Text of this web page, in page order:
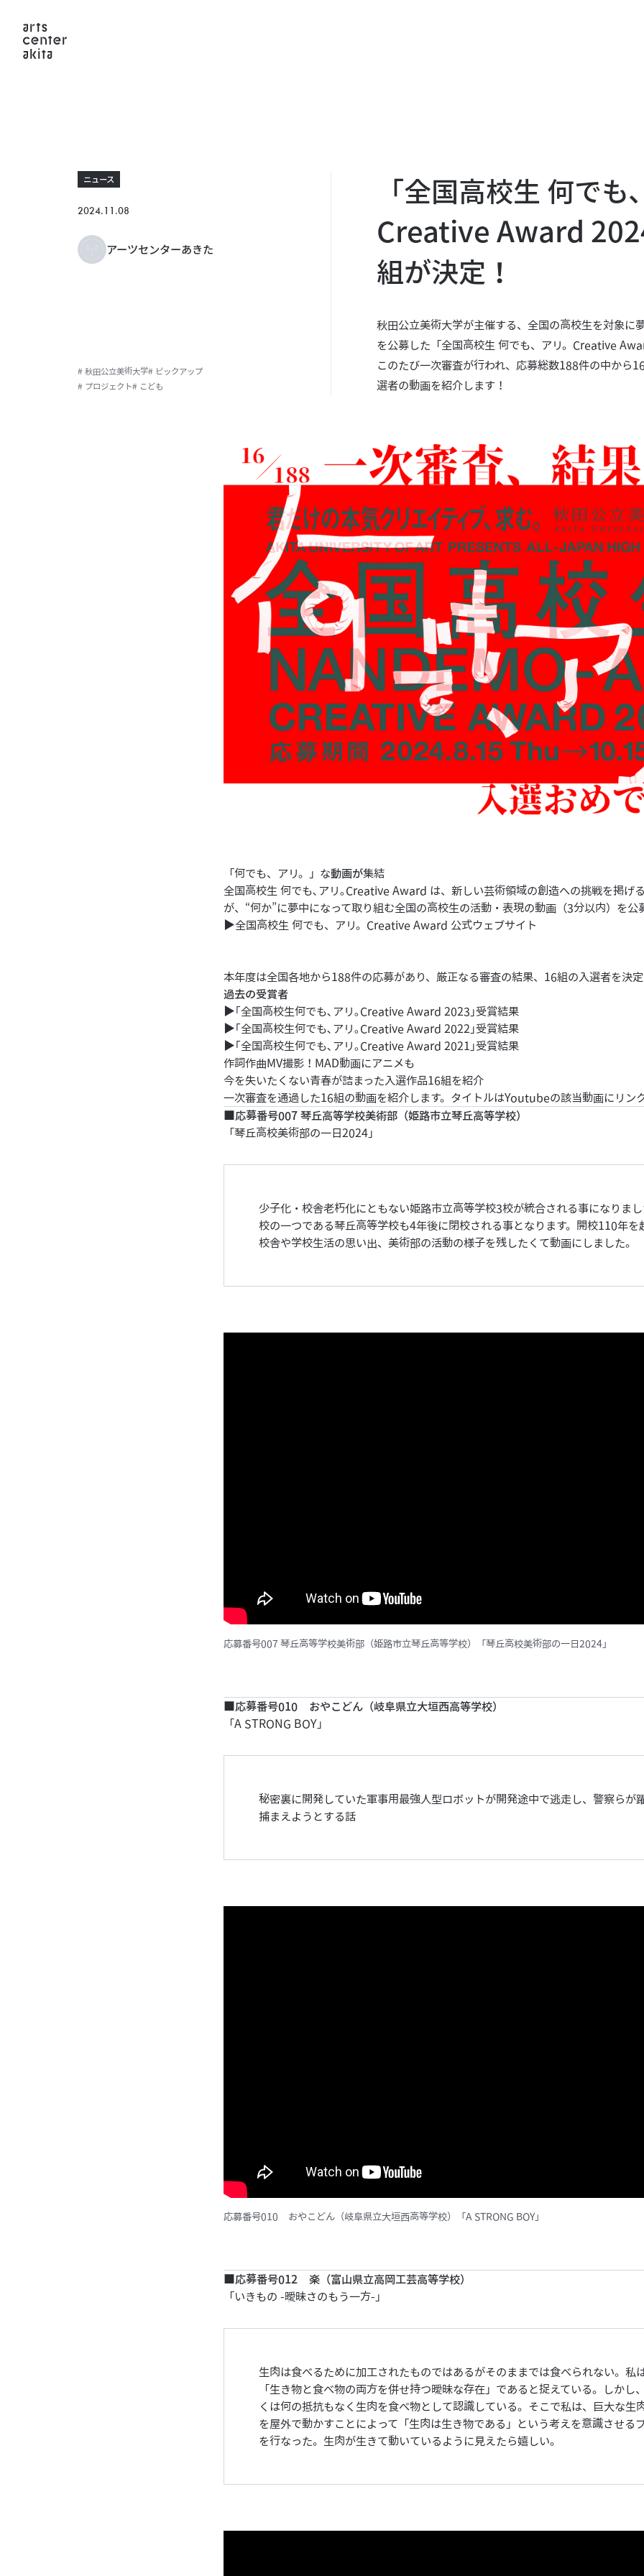
「全国高校生 何でも
Creative Award
組が決定！
秋田公立美術大学が主催する、全国の高校生を対象に
を公募した「全国高校生 何でも、アリ。Creative
このたび一次審査が行われ、応募総数188件の中から
選者の動画を紹介します！
ニュース
アーツセンターあきた
2024.11.08
# 秋田公立美術大学# ピックアップ
# プロジェクト# こども
「何でも、アリ。」な動画が集結
全国高校生 何でも､アリ｡Creative Award は、新しい芸術領域の創造への挑戦を掲げ
が、“何か”に夢中になって取り組む全国の高校生の活動・表現の動画（3分以内）を公
▶︎全国高校生 何でも、アリ。Creative Award 公式ウェブサイト
本年度は全国各地から188件の応募があり、厳正なる審査の結果、16組の入選者を決定
過去の受賞者
▶︎｢全国高校生何でも､アリ｡Creative Award 2023｣受賞結果
▶︎｢全国高校生何でも､アリ｡Creative Award 2022｣受賞結果
▶︎｢全国高校生何でも､アリ｡Creative Award 2021｣受賞結果
作詞作曲MV撮影！MAD動画にアニメも
今を失いたくない青春が詰まった入選作品16組を紹介
一次審査を通過した16組の動画を紹介します。タイトルはYoutubeの該当動画にリンク
応募番号007 琴丘高等学校美術部（姫路市立琴丘高等学校）
「琴丘高校美術部の一日2024」
少子化・校舎老朽化にともない姫路市立高等学校3校が統合される事になりま
校の一つである琴丘高等学校も4年後に閉校される事となります。開校110年を
校舎や学校生活の思い出、美術部の活動の様子を残したくて動画にしました。
応募番号007 琴丘高等学校美術部（姫路市立琴丘高等学校）「琴丘高校美術部の一日2024 」
■応募番号010 おやこどん（岐阜県立大垣西高等学校）
「A STRONG BOY」
秘密裏に開発していた軍事用最強人型ロボットが開発途中で逃走し、警察らが
捕まえようとする話
応募番号010 おやこどん（岐阜県立大垣西高等学校） 「A STRONG BOY」
■応募番号012 楽（富山県立高岡工芸高等学校）
「いきもの -曖昧さのもう一方-」
生肉は食べるために加工されたものではあるがそのままでは食べられない。私
「生き物と食べ物の両方を併せ持つ曖昧な存在」であると捉えている。しかし
くは何の抵抗もなく生肉を食べ物として認識している。そこで私は、巨大な生
を屋外で動かすことによって「生肉は生き物である」という考えを意識させる
を行なった。生肉が生きて動いているように見えたら嬉しい。